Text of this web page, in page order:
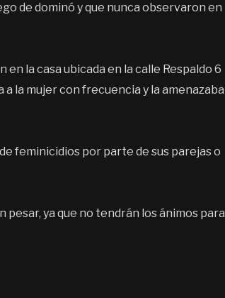
de dominó y que nunca observaron en
la casa ubicada en la calle Respaldo 6
la mujer con frecuencia y la amenazaba
feminicidios por parte de sus parejas o
pesar, ya que no tendrán los ánimos para